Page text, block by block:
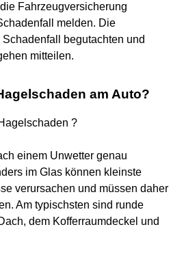
Fahrzeugversicherung
melden. Die
begutachten und
mitteilen.
am Auto?
?️
einem Unwetter genau
im Glas können kleinste
verursachen und müssen daher
Am typischsten sind runde
dem Kofferraumdeckel und